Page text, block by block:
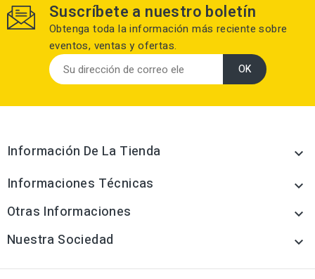
Suscríbete a nuestro boletín
Obtenga toda la información más reciente sobre
eventos, ventas y ofertas.
Información De La Tienda 
Informaciones Técnicas 
Otras Informaciones 
Nuestra Sociedad 